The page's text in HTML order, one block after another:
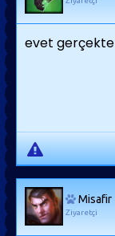
evet
Misafir
Ziyaretçi